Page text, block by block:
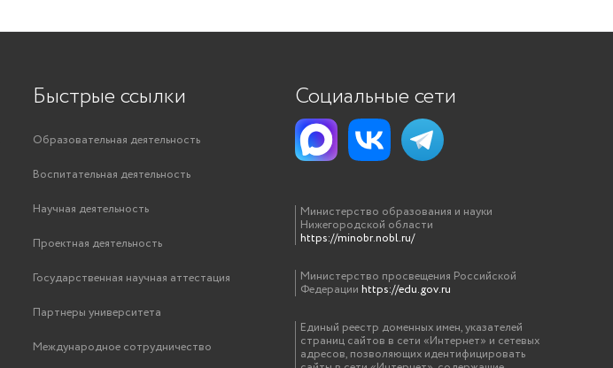
Быстрые ссылки
Образовательная деятельность
Воспитательная деятельность
Научная деятельность
Проектная деятельность
Государственная научная аттестация
Партнеры университета
Международное сотрудничество
Социальные сети
Министерство образования и науки
Нижегородской области
https://minobr.nobl.ru/
Министерство просвещения Российской
Федерации https://edu.gov.ru
Единый реестр доменных имен, указателей
страниц сайтов в сети «Интернет» и сетевых
адресов, позволяющих идентифицировать